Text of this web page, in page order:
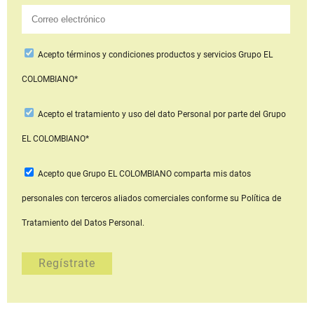
Aceptotérminos y condiciones productos y serviciosGrupo EL
COLOMBIANO*
Acepto el tratamiento y uso del dato Personal por parte del Grupo
EL COLOMBIANO*
Acepto que Grupo EL COLOMBIANOcomparta mis datos
personales con terceros aliados comerciales conforme su Política de
Tratamiento del Datos Personal.